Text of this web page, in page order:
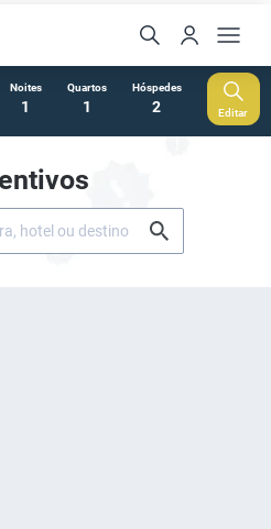
Noites
1
Quartos
1
Hóspedes
2 Editar